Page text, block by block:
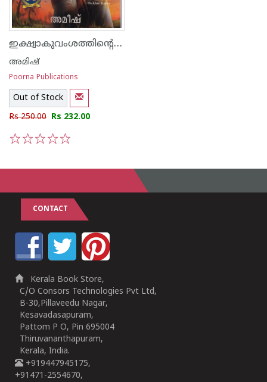
ഇക്ഷ്വാകുവംശത്തിന്റെ യുവരാജാവ്
അമിഷ്
Poorna Publications
Out of Stock
Rs 250.00 Rs 232.00
CONTACT
Kerala Book Store,
C/O Consors Technologies Pvt Ltd,
B-30,Pillaveedu Nagar,
Kesavadasapuram,
Pattom P O, Pin 695004
Thiruvananthapuram,
Kerala, India.
+919447945175,
+91471-2554670,